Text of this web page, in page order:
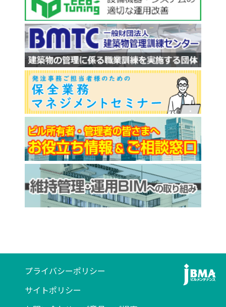
プライバシーポリシー
サイトポリシー